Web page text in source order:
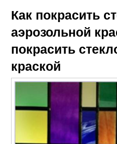
Как покрасить
аэрозольной
покрасить
краской